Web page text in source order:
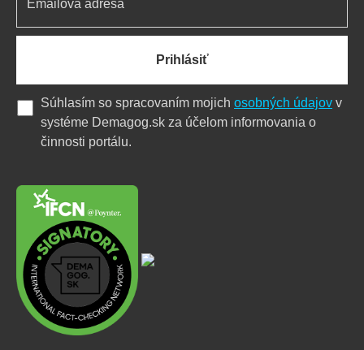
Prihlásiť
Súhlasím so spracovaním mojich osobných údajov v
systéme Demagog.sk za účelom informovania o
činnosti portálu.